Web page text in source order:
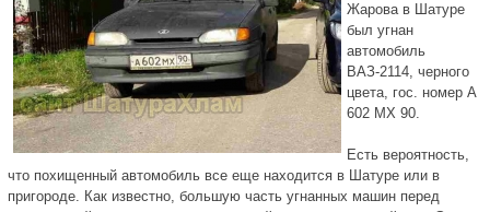
Жарова в Шатуре
был угнан
автомобиль
ВАЗ-2114, черного
цвета, гос. номер А
602 МХ 90.
Есть вероятность,
что похищенный автомобиль все еще находится в Шатуре или в
пригороде. Как известно, большую часть угнанных машин перед